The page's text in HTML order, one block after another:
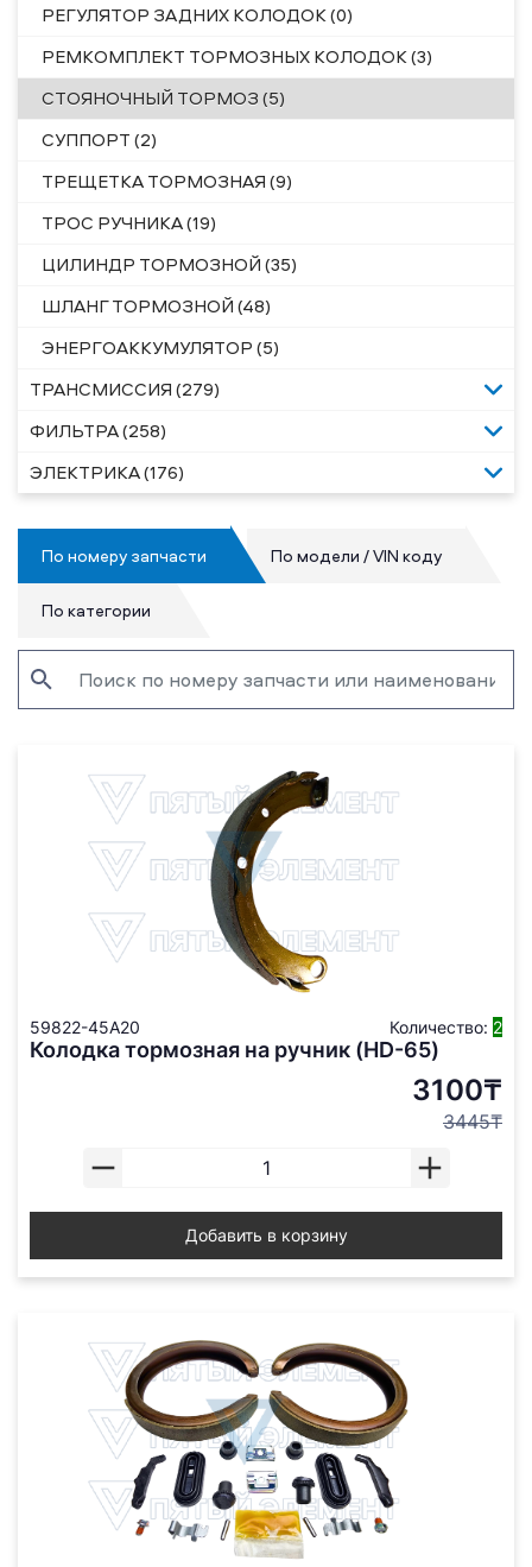
РЕГУЛЯТОР ЗАДНИХ КОЛОДОК (0)
РЕМКОМПЛЕКТ ТОРМОЗНЫХ КОЛОДОК (3)
СТОЯНОЧНЫЙ ТОРМОЗ (5)
СУППОРТ (2)
ТРЕЩЕТКА ТОРМОЗНАЯ (9)
ТРОС РУЧНИКА (19)
ЦИЛИНДР ТОРМОЗНОЙ (35)
ШЛАНГ ТОРМОЗНОЙ (48)
ЭНЕРГОАККУМУЛЯТОР (5)
ТРАНСМИССИЯ (279)
ФИЛЬТРА (258)
ЭЛЕКТРИКА (176)
По номеру запчасти По модели / VIN коду
По категории
59822-45A20 Количество: 2
Колодка тормозная на ручник (HD-65)
3100₸
3445₸
Добавить в корзину